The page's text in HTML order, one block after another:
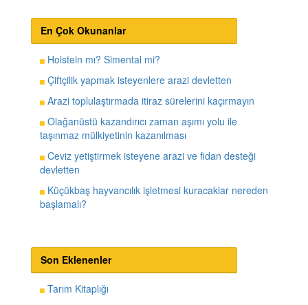
En Çok Okunanlar
Holstein mı? Simental mi?
Çiftçilik yapmak isteyenlere arazi devletten
Arazi toplulaştırmada itiraz sürelerini kaçırmayın
Olağanüstü kazandırıcı zaman aşımı yolu ile
taşınmaz mülkiyetinin kazanılması
Ceviz yetiştirmek isteyene arazi ve fidan desteği
devletten
Küçükbaş hayvancılık işletmesi kuracaklar nereden
başlamalı?
Son Eklenenler
Tarım Kitaplığı